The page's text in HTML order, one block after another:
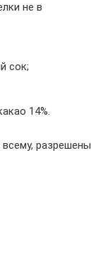
не в
сок;
14%.
разрешены